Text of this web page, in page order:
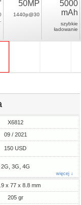
50MP
1440p@30
5000
mAh
szybkie
ładowanie
X6812
09 / 2021
150 USD
2G, 3G, 4G
więcej ↓
x 77 x 8.8 mm
205 gr